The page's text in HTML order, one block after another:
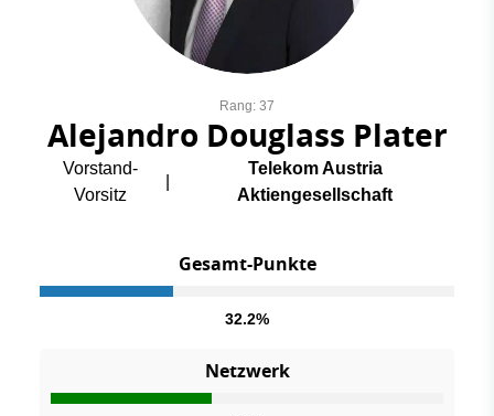
Rang: 37
Alejandro Douglass Plater
Vorstand-
Vorsitz
Telekom Austria
Aktiengesellschaft
Gesamt-Punkte
32.2%
Netzwerk